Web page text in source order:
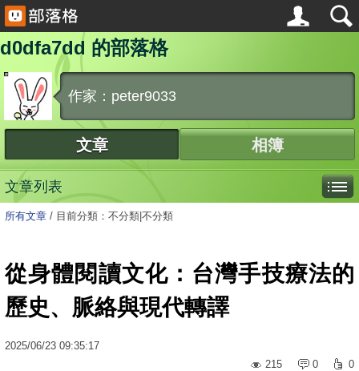
d0dfa7dd 的部落格
作家：peter9033
文章 相簿
文章列表
所有文章 / 目前分類：不分類|不分類
從身體閱讀文化：台灣手技療法的
歷史、脈絡與現代轉譯
2025/06/23 09:35:17
215
0 0